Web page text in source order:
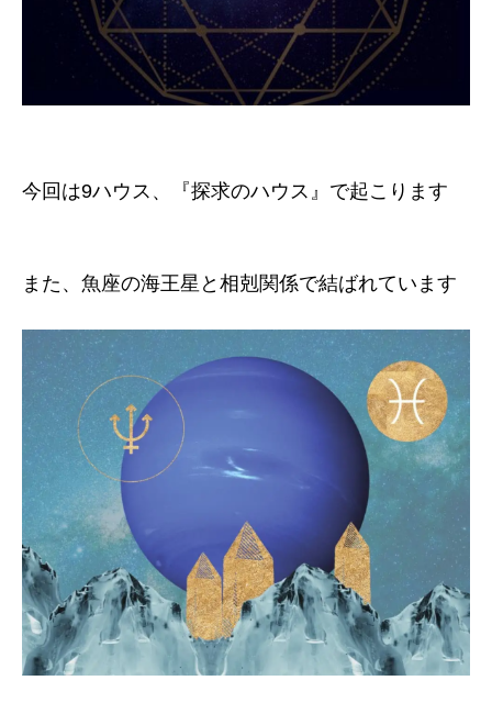
今回は9ハウス、『探求のハウス』で起こります
また、魚座の海王星と相剋関係で結ばれています